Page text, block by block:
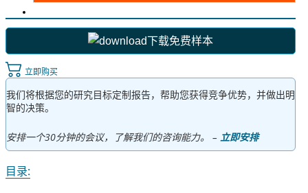
下载免费样本
立即购买
我们将根据您的研究目标定制报告，帮助您获得竞争优势，并做出明
智的决策。
安排一个30分钟的会议，了解我们的咨询能力。 – 立即安排
目录: